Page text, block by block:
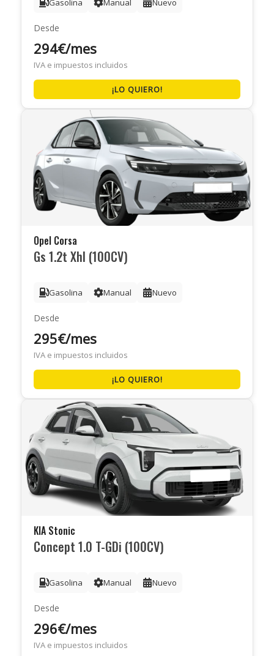
Gasolina Manual Nuevo
Desde
294€/mes
IVA e impuestos incluidos
¡LO QUIERO!
Opel Corsa
Gs 1.2t Xhl (100CV)
Gasolina Manual Nuevo
Desde
295€/mes
IVA e impuestos incluidos
¡LO QUIERO!
KIA Stonic
Concept 1.0 T-GDi (100CV)
Gasolina Manual Nuevo
Desde
296€/mes
IVA e impuestos incluidos